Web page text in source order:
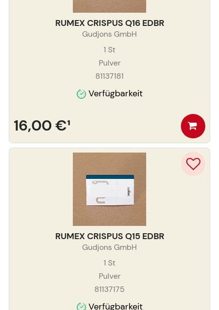
RUMEX CRISPUS Q16 EDBR
Gudjons GmbH
1 St
Pulver
81137181
Verfügbarkeit
16,00 €¹
RUMEX CRISPUS Q15 EDBR
Gudjons GmbH
1 St
Pulver
81137175
Verfügbarkeit